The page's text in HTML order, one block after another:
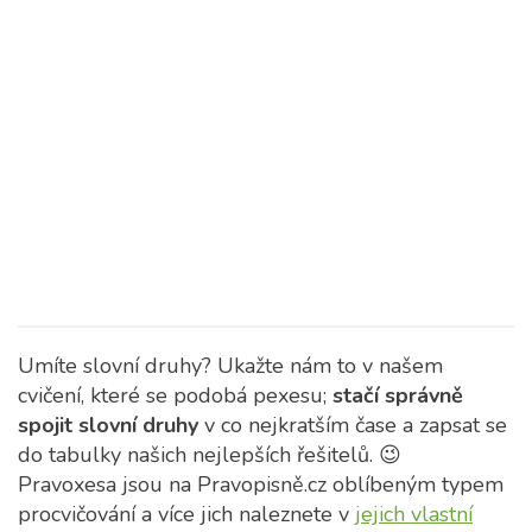
Umíte slovní druhy? Ukažte nám to v našem
cvičení, které se podobá pexesu; stačí správně
spojit slovní druhy v co nejkratším čase a zapsat se
do tabulky našich nejlepších řešitelů. 😉
Pravoxesa jsou na Pravopisně.cz oblíbeným typem
procvičování a více jich naleznete v jejich vlastní